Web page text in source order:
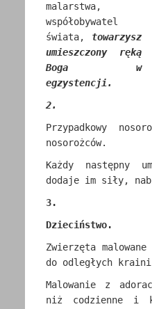
malarstwa,
współobywatel
świata, towarzysz
umieszczonyręką
Boga w
egzystencji.
2.
Przypadkowy
nosorożców.
Każdy następny
dodaje im siły,
3.
Dzieciństwo.
Zwierzęta
do odległych
Malowanie z
niż codzienne i